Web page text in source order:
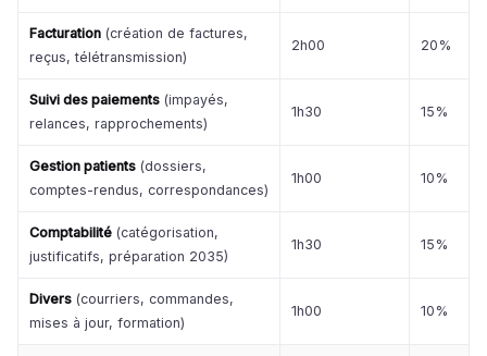
Facturation (création de factures,
reçus, télétransmission)
2h00 20%
Suivi des paiements (impayés,
relances, rapprochements)
1h30 15%
Gestion patients (dossiers,
comptes-rendus, correspondances)
1h00 10%
Comptabilité (catégorisation,
justificatifs, préparation 2035)
1h30 15%
Divers (courriers, commandes,
mises à jour, formation)
1h00 10%